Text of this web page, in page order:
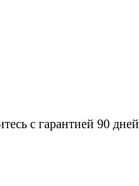
с гарантией 90 дней